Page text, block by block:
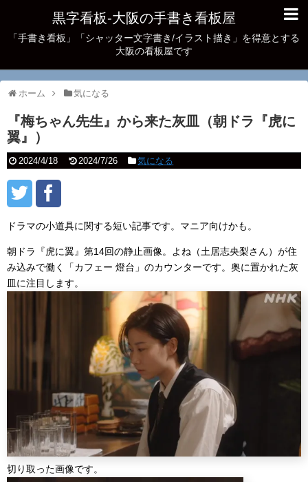
黒字看板‐大阪の手書き看板屋
「手書き看板」「シャッター文字書き/イラスト描き」を得意とする
大阪の看板屋です
ホーム 気になる
『梅ちゃん先生』から来た灰皿（朝ドラ『虎に
翼』）
2024/4/18 2024/7/26 気になる
ドラマの小道具に関する短い記事です。マニア向けかも。
朝ドラ『虎に翼』第14回の静止画像。よね（土居志央梨さん）が住
み込みで働く「カフェー 燈台」のカウンターです。奥に置かれた灰
皿に注目します。
切り取った画像です。